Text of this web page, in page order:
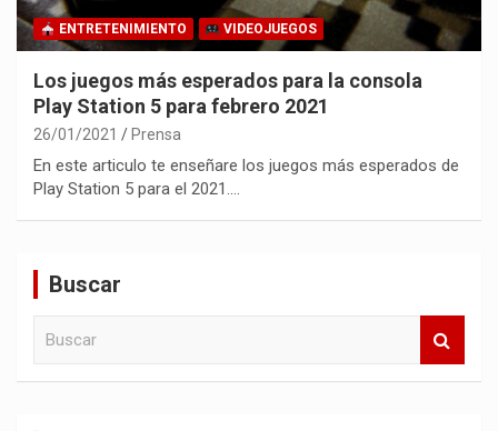
ENTRETENIMIENTO VIDEOJUEGOS
Los juegos más esperados para la consola
Play Station 5 para febrero 2021
26/01/2021 Prensa
En este articulo te enseñare los juegos más esperados de
Play Station 5 para el 2021.…
Buscar